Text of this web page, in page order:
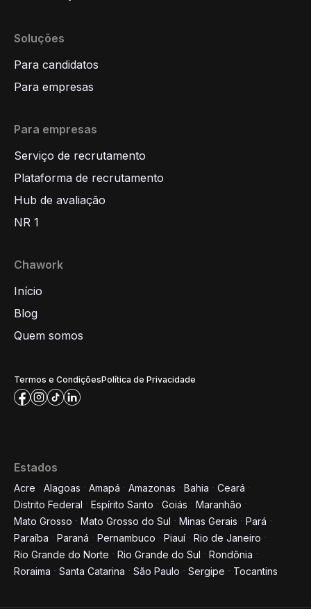
Soluções
Para candidatos
Para empresas
Para empresas
Serviço de recrutamento
Plataforma de recrutamento
Hub de avaliação
NR 1
Chawork
Início
Blog
Quem somos
Termos e CondiçõesPolítica de Privacidade
Estados
Acre Alagoas Amapá Amazonas Bahia
Ceará
Distrito Federal
Espírito Santo Goiás
Maranhão
Mato Grosso
Mato Grosso do Sul Minas Gerais
Pará
Paraíba
Paraná Pernambuco Piauí
Rio de Janeiro
Rio Grande do Norte
Rio Grande do Sul
Rondônia
Roraima
Santa Catarina São Paulo Sergipe Tocantins